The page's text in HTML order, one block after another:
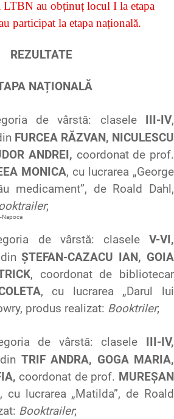
Napoca
au obținuț locul I la etapa
participat la etapa națională.
REZULTATE
NAȚIONALĂ
devârstă: clasele III-IV,
FURCEA RĂZVAN, NICULESCU
ANDREI, coordonatde prof.
MONICA, cu lucrarea „George
medicament”, de Roald Dahl,
;
de vârstă: clasele
V-VI,
dinȘTEFAN-CAZACU IAN, GOIA
, coordonat de bibliotecar
, cu lucrarea „Darul lui
, produs realizat: Booktriler;
de vârstă: clasele
III-IV,
TRIF ANDRA, GOGA MARIA,
coordonat de prof. MUREȘAN
, cu lucrarea „Matilda”, de Roald
Booktrailer;